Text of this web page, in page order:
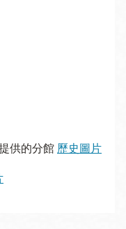
供的分館 歷史圖片